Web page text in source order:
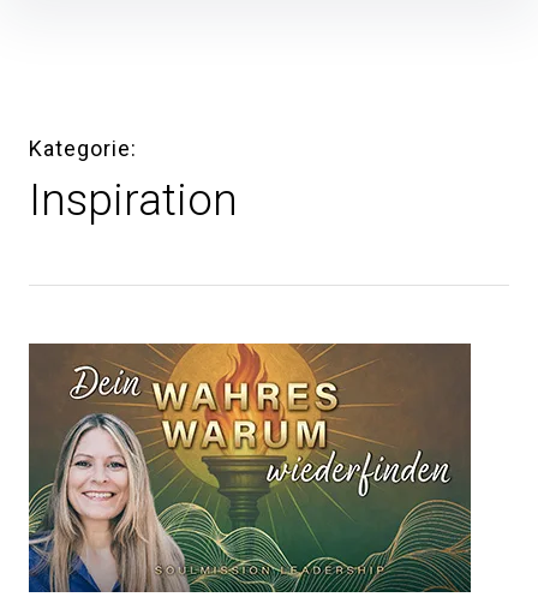
Kategorie
Inspiration